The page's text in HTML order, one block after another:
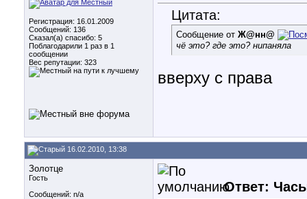
Регистрация: 16.01.2009
Сообщений: 136
Сказал(а) спасибо: 5
Поблагодарили 1 раз в 1
сообщении
Вес репутации: 323
Цитата:
Сообщение от Ж@нн@
чё это? где это? нипаняла
вверху с права
16.02.2010, 13:38
Золотце
Гость
Сообщений: n/a
Ответ: